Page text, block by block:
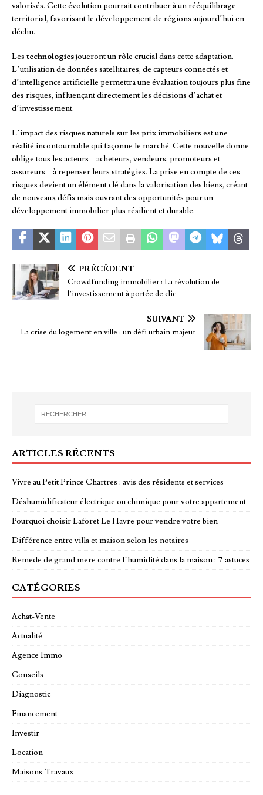
valorisés. Cette évolution pourrait contribuer à un rééquilibrage
territorial, favorisant le développement de régions aujourd’hui en
déclin.
Les technologiesjoueront un rôle crucial dans cette adaptation.
L’utilisation de données satellitaires, de capteurs connectés et
d’intelligence artificielle permettra une évaluation toujours plus fine
des risques, influençant directement les décisions d’achat et
d’investissement.
L’impact des risques naturels sur les prix immobiliers est une
réalité incontournable qui façonne le marché. Cette nouvelle donne
oblige tous les acteurs – acheteurs, vendeurs, promoteurs et
assureurs – à repenser leurs stratégies. La prise en compte de ces
risques devient un élément clé dans la valorisation des biens, créant
de nouveaux défis mais ouvrant des opportunités pour un
développement immobilier plus résilient et durable.
PRÉCÉDENT
Crowdfunding immobilier : La révolution de
l’investissement à portée de clic
SUIVANT
La crise du logement en ville : un défi urbain majeur
ARTICLES RÉCENTS
Vivre au Petit Prince Chartres : avis des résidents et services
Déshumidificateur électrique ou chimique pour votre appartement
Pourquoi choisir Laforet Le Havre pour vendre votre bien
Différence entre villa et maison selon les notaires
Remede de grand mere contre l’humidité dans la maison : 7 astuces
CATÉGORIES
Achat-Vente
Actualité
Agence Immo
Conseils
Diagnostic
Financement
Investir
Location
Maisons-Travaux